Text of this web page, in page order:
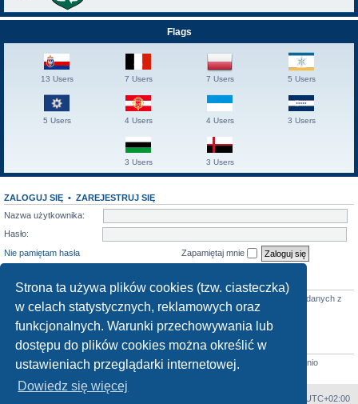
Strona ta używa plików cookies (tzw. ciasteczka)
w celach statystycznych, reklamowych oraz
funkcjonalnych. Warunki przechowywania lub
dostępu do plików cookies można określić w
ustawieniach przeglądarki internetowej.
Dowiedz się więcej
Flags
13 Users 7 Users 7 Users 5 Users
5 Users 4 Users 4 Users 3 Users
3 Users 3 Users
ZALOGUJ SIĘ • ZAREJESTRUJ SIĘ
Nazwa użytkownika:
Hasło:
Nie pamiętam hasła
Zapamiętaj mnie
KTO JEST ONLINE
użytkowników online :: 0 zarejestrowanych, 0 ukrytych i 39 gości (wg danych z
ostatniej minuty)
Najwięcej użytkowników (
1000) było online 28 kwie 2026, 04:47:59
STATYSTYKI
Liczba postów:5212• Liczba tematów:430• Liczba użytkowników:
• Ostatnio
zarejestrowany użytkownik:
Thomas Lisendorff
UTC+02:00